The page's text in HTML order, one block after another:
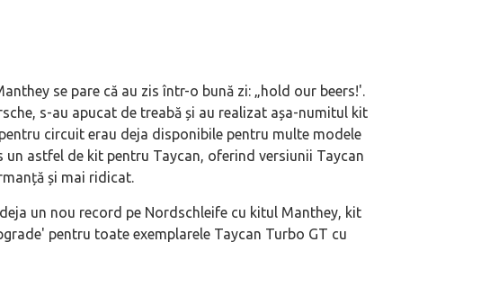
se pare că au zis într-o bună zi: „hold our beers!'.
s-au apucat de treabă și au realizat așa-numitul kit
circuit erau deja disponibile pentru multe modele
un astfel de kit pentru Taycan, oferind versiunii Taycan
și mai ridicat.
un nou record pe Nordschleife cu kitul Manthey, kit
pentru toate exemplarele Taycan Turbo GT cu
cine știe ceva avioane, numele Hennessey
va suna ca un apropo. Unul pertinent, de
Prima sportivă cu motor central a
de noua ediție limitată Lamborghini
60° Hommage